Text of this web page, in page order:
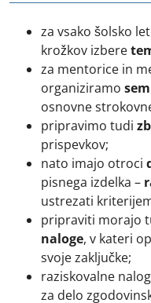
za vsako šolsko
krožkov izbere
za mentorice in
organiziramo
osnovne
pripravimo tudi
prispevkov;
nato imajo otroci
pisnega izdelka –
ustrezati
pripraviti morajo
naloge, v kateri
svoje zaključke;
raziskovalne
za delo